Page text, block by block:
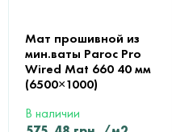
Мат прошивной из
мин.ваты Paroc Pro
Wired Mat 660 40 мм
(6500×1000)
В наличии